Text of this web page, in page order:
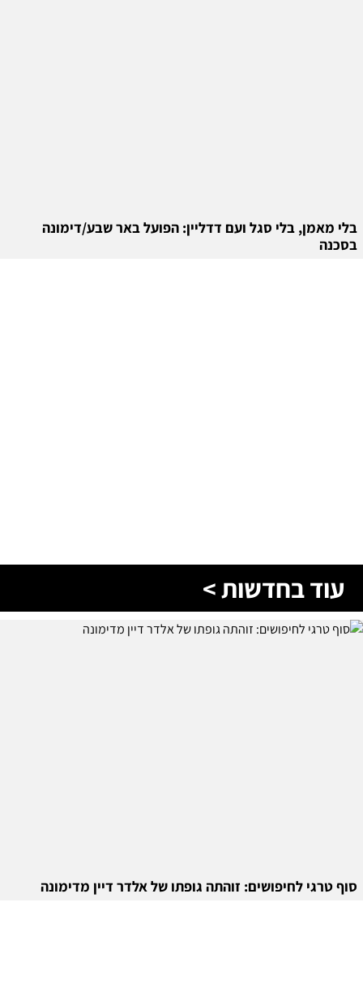
בלי מאמן, בלי סגל ועם דדליין: הפועל באר שבע/דימונה
בסכנה
עוד בחדשות >
סוף טרגי לחיפושים: זוהתה גופתו של אלדר דיין מדימונה